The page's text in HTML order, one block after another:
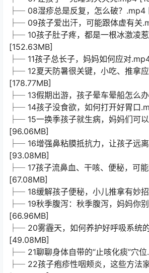
├─ 08湿疹总是反复，怎么破？.mp4
├─ 09孩子爱出汗，可能跟体虚有关
├─ 10孩子肚子疼，都是一根冰激凌
[152.63MB]
├─ 11孩子总长子，妈妈如何应对
├─ 12夏天防暑很关键，小吃、推拿
[178.77MB]
├─ 13假期出游，孩子晕车晕船怎么
├─ 14孩子没食欲，如何打开好胃口
├─ 15一换季孩子就生病，妈妈们可
[96.06MB]
├─ 16增强鼻粘膜抵抗力，让孩子远
[93.08MB]
├─ 17孩子流鼻血、干咳、便秘，可
[67.08MB]
├─ 18缓解孩子便秘，小儿推拿有妙
├─ 19秋季腹泻：秋季腹泻，妈妈你
[66.96MB]
├─ 20雾霾天，如何养护好呼吸系统
[49.08MB]
├─ 21聊聊身体自带的“止咳化痰”穴
├─ 22孩子疱疹性咽颊炎，这些方法